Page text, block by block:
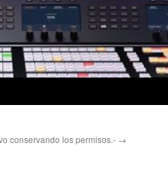
conservando los permisos.- →